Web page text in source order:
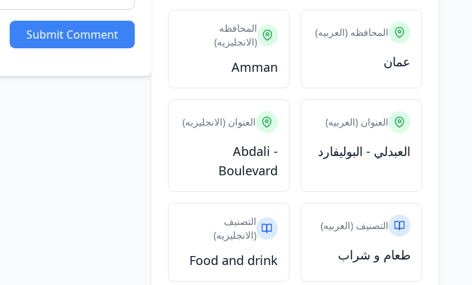
المحافظه (العربيه)
عمان
المحافظه
(الانجليزيه)
Amman
العنوان (العربيه)
العبدلي - البوليفارد
العنوان (الانجليزيه)
Abdali -
Boulevard
التصنيف (العربيه)
طعام و شراب
التصنيف
(الانجليزيه)
Food and drink
Submit Comment